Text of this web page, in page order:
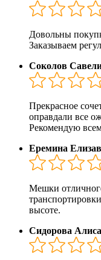
Довольны
Заказываем
Соколов
Прекрасное
оправдали все
Рекомендую
Еремина
Мешки
высоте.
Сидорова